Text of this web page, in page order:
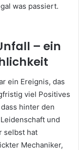
was passiert.
– ein
ein Ereignis, das
viel Positives
hinter den
und
selbst hat
Mechaniker,